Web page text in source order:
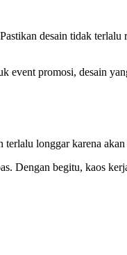
desain tidak terlalu
event promosi, desain
longgar karena
Dengan begitu, kaos